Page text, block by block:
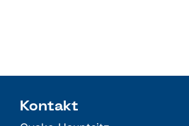
Kontakt